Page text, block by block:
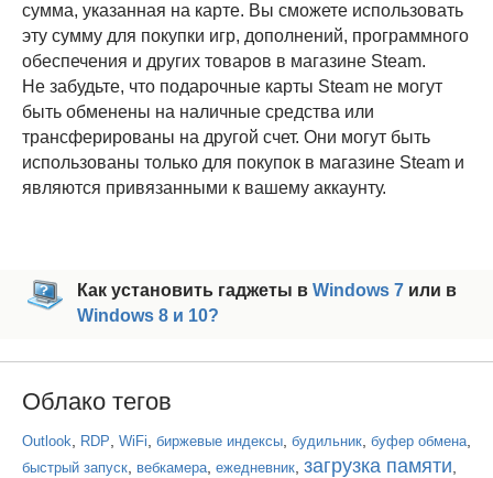
сумма, указанная на карте. Вы сможете использовать
эту сумму для покупки игр, дополнений, программного
обеспечения и других товаров в магазине Steam.
Не забудьте, что подарочные карты Steam не могут
быть обменены на наличные средства или
трансферированы на другой счет. Они могут быть
использованы только для покупок в магазине Steam и
являются привязанными к вашему аккаунту.
Как установить гаджеты в Windows 7 или в
Windows 8 и 10?
Облако тегов
Outlook RDP WiFi биржевые индексы будильник буфер обмена
быстрый запуск вебкамера ежедневник загрузка памяти